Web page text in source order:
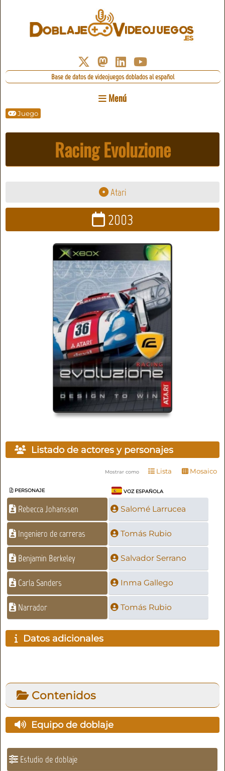
Base de datos de videojuegos doblados al español
Menú
Juego
Racing Evoluzione
Atari
2003
Listado de actores y personajes
Mostrar como Lista Mosaico
PERSONAJE VOZ ESPAÑOLA
Rebecca Johanssen Salomé Larrucea
Ingeniero de carreras Tomás Rubio
Benjamin Berkeley Salvador Serrano
Carla Sanders Inma Gallego
Narrador Tomás Rubio
Datos adicionales
Contenidos
Equipo de doblaje
Estudio de doblaje